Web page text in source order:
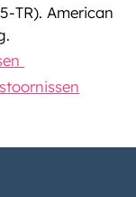
TR). American